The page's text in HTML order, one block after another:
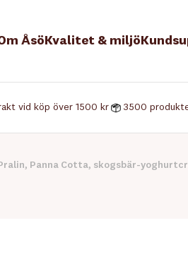
Åsö Kvalitet & miljö
vid köp över 1500 kr 3500
Pralin, Panna Cotta, skogsbär-